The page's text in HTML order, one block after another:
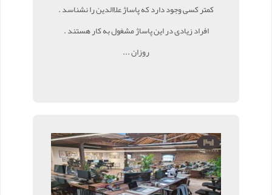
کمتر کسی وجود دارد که پاساژ علاالدین را نشناسد .
افراد زیادی در این پاساژ مشغول به کار هستند .
روزان ...